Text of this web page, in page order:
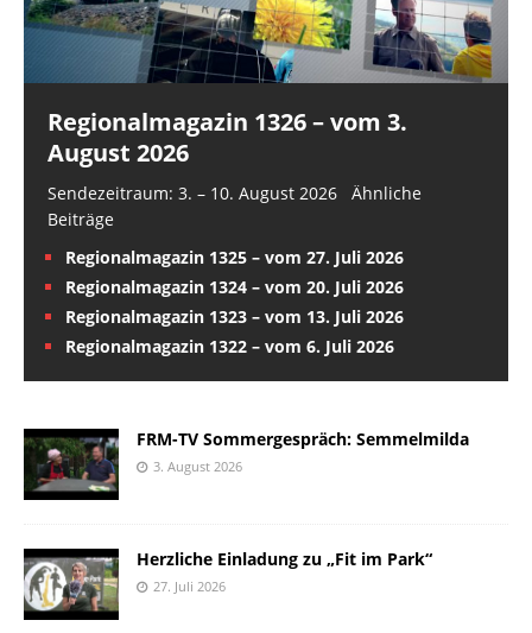
Regionalmagazin 1326 – vom 3.
August 2026
Sendezeitraum: 3. – 10. August 2026 Ähnliche
Beiträge
Regionalmagazin 1325 – vom 27. Juli 2026
Regionalmagazin 1324 – vom 20. Juli 2026
Regionalmagazin 1323 – vom 13. Juli 2026
Regionalmagazin 1322 – vom 6. Juli 2026
FRM-TV Sommergespräch: Semmelmilda
3. August 2026
Herzliche Einladung zu „Fit im Park“
27. Juli 2026